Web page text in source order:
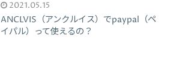
2021.05.15
ANCLVIS（アンクルイス）でpaypal（ペ
イパル）って使えるの？